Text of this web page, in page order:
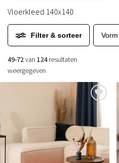
Vloerkleed 140x140
Filter & sorteer Vorm
49-72van 124resultaten
weergegeven